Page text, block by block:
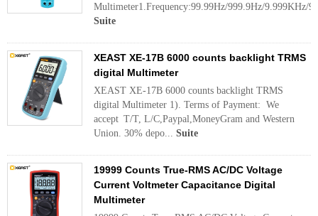
Multimeter1.Frequency:99.99Hz/999.9Hz/9.999KHz/
Suite
XEAST XE-17B 6000 counts backlight TRMS
digital Multimeter
XEAST XE-17B 6000 counts backlight TRMS
digital Multimeter 1). Terms of Payment: We
accept T/T, L/C,Paypal,MoneyGram and Western
Union. 30% depo... Suite
19999 Counts True-RMS AC/DC Voltage
Current Voltmeter Capacitance Digital
Multimeter